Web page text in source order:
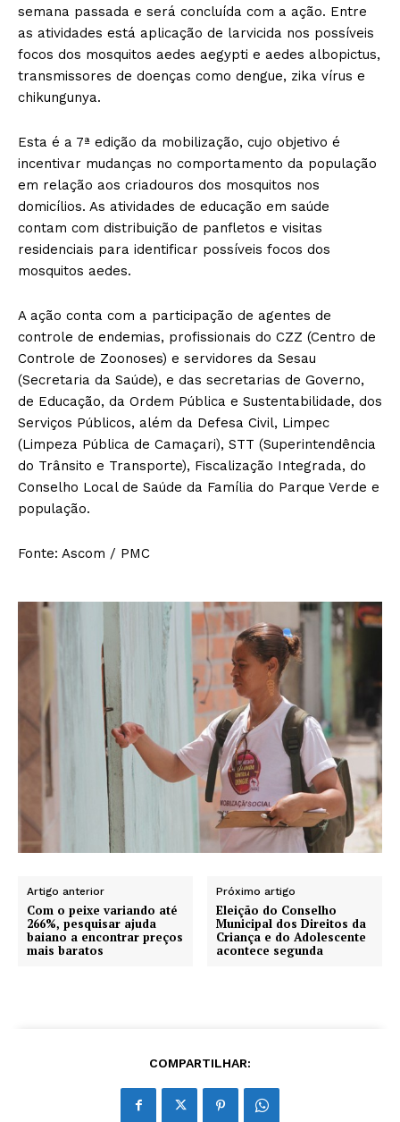
semana passada e será concluída com a ação. Entre
as atividades está aplicação de larvicida nos possíveis
focos dos mosquitos aedes aegypti e aedes albopictus,
transmissores de doenças como dengue, zika vírus e
chikungunya.
Esta é a 7ª edição da mobilização, cujo objetivo é
incentivar mudanças no comportamento da população
em relação aos criadouros dos mosquitos nos
domicílios. As atividades de educação em saúde
contam com distribuição de panfletos e visitas
residenciais para identificar possíveis focos dos
mosquitos aedes.
A ação conta com a participação de agentes de
controle de endemias, profissionais do CZZ (Centro de
Controle de Zoonoses) e servidores da Sesau
(Secretaria da Saúde), e das secretarias de Governo,
de Educação, da Ordem Pública e Sustentabilidade, dos
Serviços Públicos, além da Defesa Civil, Limpec
(Limpeza Pública de Camaçari), STT (Superintendência
do Trânsito e Transporte), Fiscalização Integrada, do
Conselho Local de Saúde da Família do Parque Verde e
população.
Fonte: Ascom / PMC
Artigo anterior
Com o peixe variando até
266%, pesquisar ajuda
baiano a encontrar preços
mais baratos
Próximo artigo
Eleição do Conselho
Municipal dos Direitos da
Criança e do Adolescente
acontece segunda
COMPARTILHAR: